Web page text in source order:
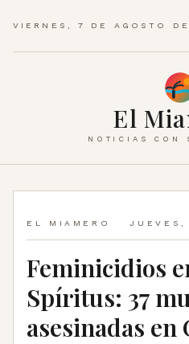
VIERNES, 7 DE AGOSTO
El
NOTICIAS CON
EL MIAMERO
Feminicidios
Spíritus: 37
asesinadas en